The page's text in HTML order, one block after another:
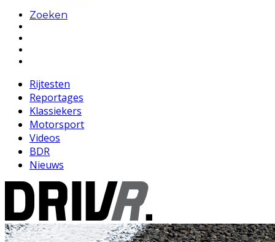
Zoeken
Rijtesten
Reportages
Klassiekers
Motorsport
Videos
BDR
Nieuws